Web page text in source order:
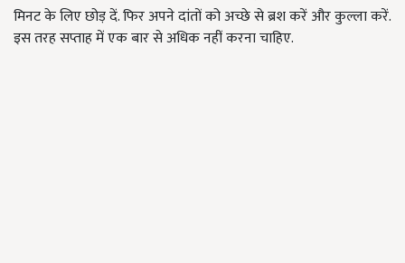
मिनट के लिए छोड़ दें. फिर अपने दांतों को अच्छे से ब्रश करें और कुल्ला करें.
इस तरह सप्ताह में एक बार से अधिक नहीं करना चाहिए.